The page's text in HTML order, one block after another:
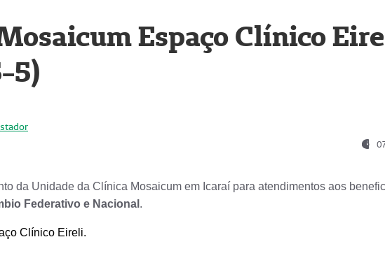
Espaço Clínico
5)
da Unidade da Clínica Mosaicum em Icaraí para atendimentos aos
Federativo e Nacional .
Clínico Eireli.